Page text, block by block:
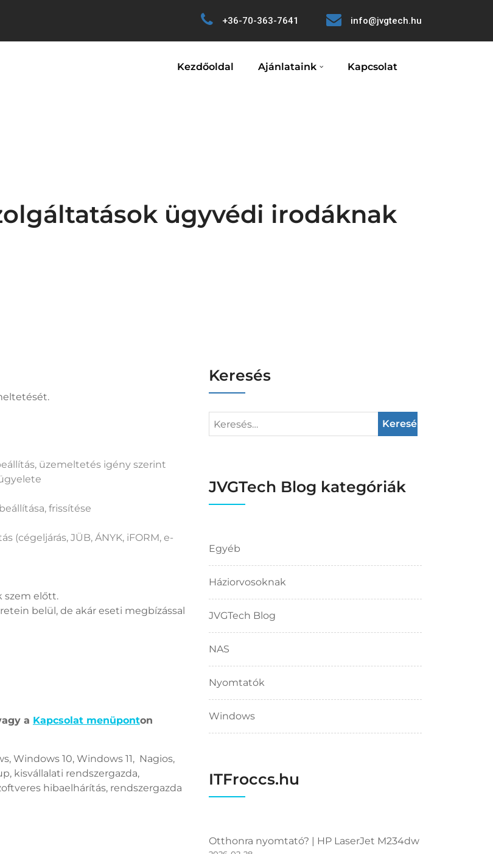
+36-70-363-7641 info@jvgtech.hu
Kezdőoldal Ajánlataink Kapcsolat
ügyvédi irodáknak
üzemeltetés igény szerint
frissítése
(cégeljárás, JÜB, ÁNYK, iFORM, e-
szem előtt.
belül, de akár eseti megbízással
a Kapcsolat menüponton
Windows 10, Windows 11, Nagios,
kisvállalati rendszergazda,
hibaelhárítás, rendszergazda
Keresés
JVGTech Blog kategóriák
Egyéb
Háziorvosoknak
JVGTech Blog
NAS
Nyomtatók
Windows
ITFroccs.hu
Otthonra nyomtató? | HP LaserJet M234dw